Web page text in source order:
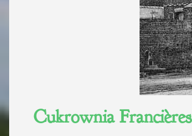
Cukrownia Francières